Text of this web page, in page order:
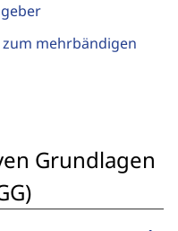
mehrbändigen
Grundlagen